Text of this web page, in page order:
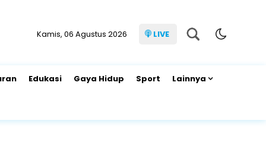
Kamis, 06 Agustus 2026 LIVE
Edukasi Gaya Hidup Sport Lainnya